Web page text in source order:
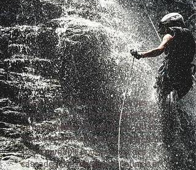
Envie de plonger dans des gorges
spectaculaires sculptées par les eaux ?
Le canyoningà Puy Saint Vincent et
dans les Hautes-Alpes est une activité
incontournable pour explorer des
cascades, des toboggans naturels et